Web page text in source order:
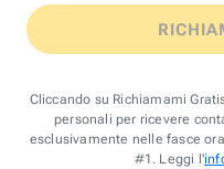
Cliccando su Richiamami
personali per ricevere
esclusivamente nelle fasce
#1. Leggi l'